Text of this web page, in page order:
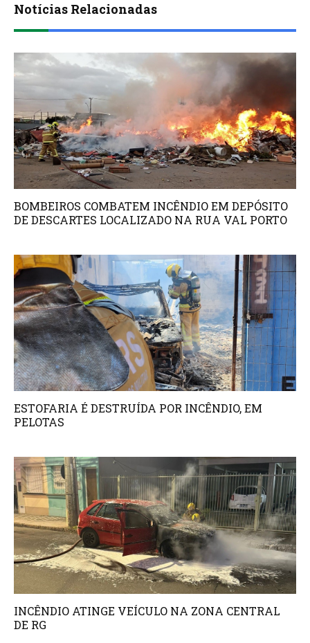
Notícias Relacionadas
BOMBEIROS COMBATEM INCÊNDIO EM DEPÓSITO
DE DESCARTES LOCALIZADO NA RUA VAL PORTO
ESTOFARIA É DESTRUÍDA POR INCÊNDIO, EM
PELOTAS
INCÊNDIO ATINGE VEÍCULO NA ZONA CENTRAL
DE RG